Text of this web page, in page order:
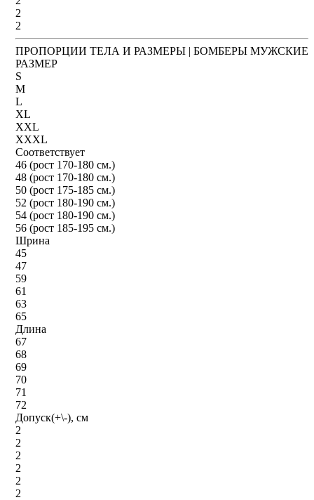
2
2
ПРОПОРЦИИ ТЕЛА И РАЗМЕРЫ | БОМБЕРЫ МУЖСКИЕ
РАЗМЕР
S
M
L
XL
XXL
XXXL
Соответствует
46 (рост 170-180 см.)
48 (рост 170-180 см.)
50 (рост 175-185 см.)
52 (рост 180-190 см.)
54 (рост 180-190 см.)
56 (рост 185-195 см.)
Шрина
45
47
59
61
63
65
Длина
67
68
69
70
71
72
Допуск(+\-), см
2
2
2
2
2
2